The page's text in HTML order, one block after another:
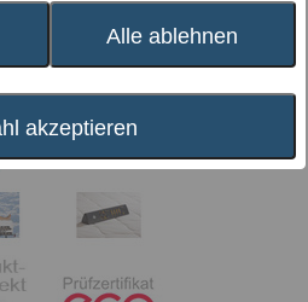
Alle ablehnen
akzeptieren